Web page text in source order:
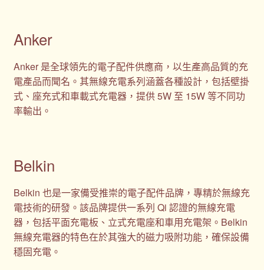
Anker
Anker 是全球領先的電子配件供應商，以生產高品質的充
電產品而聞名。其無線充電系列涵蓋各種設計，包括壁掛
式、座充式和車載式充電器，提供 5W 至 15W 等不同功
率輸出。
Belkin
Belkin 也是一家備受推崇的電子配件品牌，專精於無線充
電技術的研發。該品牌提供一系列 Qi 認證的無線充電
器，包括平面充電板、立式充電座和車用充電架。Belkin
無線充電器的特色在於其強大的磁力吸附功能，確保設備
穩固充電。